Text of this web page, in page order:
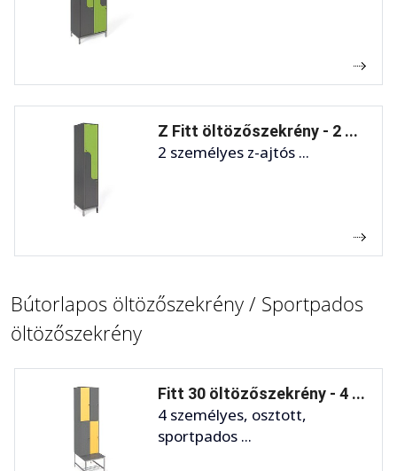
Z Fitt öltözőszekrény - 2 ...
2 személyes z-ajtós ...
Bútorlapos öltözőszekrény / Sportpados
öltözőszekrény
Fitt 30 öltözőszekrény - 4 ...
4 személyes, osztott,
sportpados ...